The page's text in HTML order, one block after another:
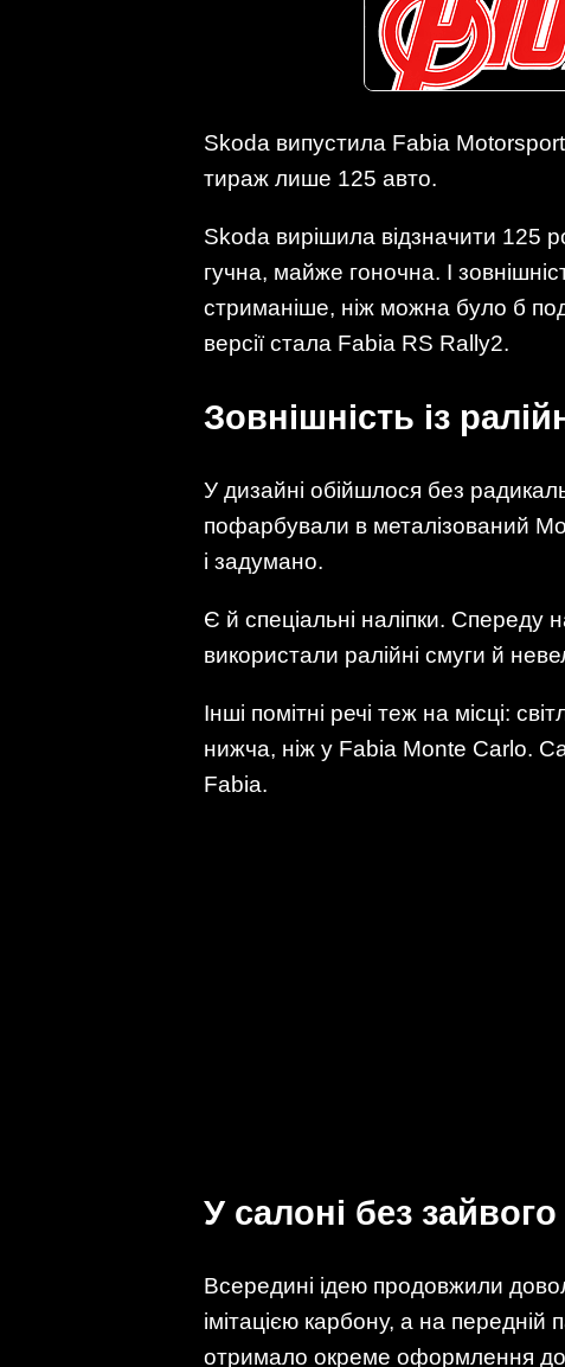
Skoda випустила Fabia Motorsport
тираж лише 125 авто.
Skoda вирішила відзначити 125
гучна, майже гоночна. І
стриманіше, ніж можна було б
версії стала Fabia RS Rally2.
Зовнішність із
У дизайні обійшлося без
пофарбували в металізований
і задумано.
Є й спеціальні наліпки. Спереду
використали ралійні смуги й
Інші помітні речі теж на місці:
нижча, ніж у Fabia Monte Carlo.
Fabia.
У салоні без
Всередині ідею продовжили
імітацією карбону, а на
отримало окреме оформлення